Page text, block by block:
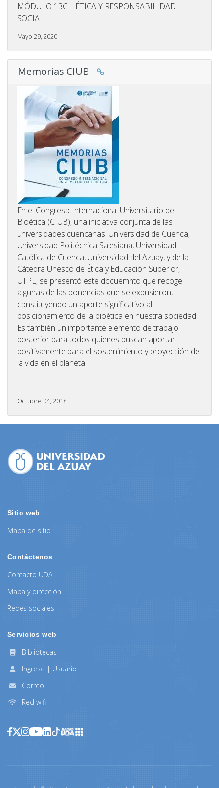
MÓDULO 13C – ÉTICA Y RESPONSABILIDAD
SOCIAL
Mayo 29, 2020
Memorias CIUB
En el Congreso Internacional Universitario de
Bioética (CIUB), una iniciativa conjunta de las
universidades cuencanas: Universidad de Cuenca,
Universidad Politécnica Salesiana, Universidad
Católica de Cuenca, Universidad del Azuay, y de la
Cátedra Unesco de Ética y Educación Superior,
UTPL, se presentó este docuemnto que recoge
algunas de las ponencias que se expusieron,
constituyendo un aporte significativo al
posicionamiento de la bioética en nuestra sociedad.
Es también un importante elemento de trabajo
posterior para todos quienes buscan aportar
positivamente para el sostenimiento y proyección de
la vida en el planeta.
Octubre 04, 2018
Sitio web
Mapa de sitio
Contáctenos
Contacto UDA
Mapa y dirección
Redes sociales
Servicios web
Bibliotecas
Ingreso | Usuario
Correo
Red wifi